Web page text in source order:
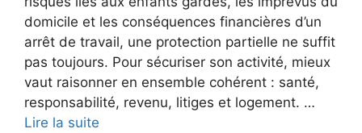
domicile et les conséquences financières d’un
arrêt de travail, une protection partielle ne suffit
pas toujours. Pour sécuriser son activité, mieux
vaut raisonner en ensemble cohérent : santé,
responsabilité, revenu, litiges et logement. …
Lire la suite